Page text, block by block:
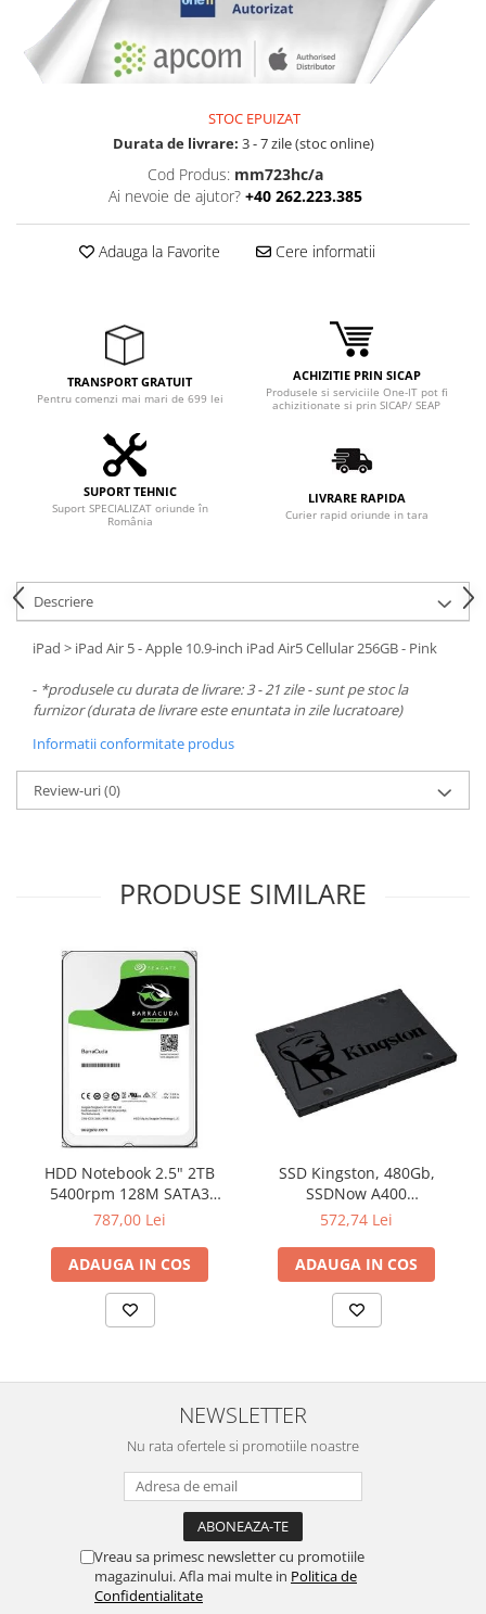
Adaptoare
Boxe
Mouse
Componente PC
Placi de Baza
Memorii
Hard Disc-uri
Servere & Componente
Componente Server
Servere
Printing
Imprimante 3D
TV, Multimedia & Electronice
Televizoare & accesorii
Multiboard & Accessorii
Multimedia
Foto & Video
Cloud si Aplicatii SaaS
Sisteme Videoconferinta
Securitate Date
Firewall
Antivirus
STOC EPUIZAT
Durata de livrare: 3 - 7 zile (stoc online)
Cod Produs: mm723hc/a
Ai nevoie de ajutor? +40 262.223.385
Adauga la Favorite Cere informatii
TRANSPORT GRATUIT
Pentru comenzi mai mari de 699 lei
ACHIZITIE PRIN SICAP
Produsele si serviciile One-IT pot fi
achizitionate si prin SICAP/ SEAP
SUPORT TEHNIC
Suport SPECIALIZAT oriunde în
România
LIVRARE RAPIDA
Curier rapid oriunde in tara
Descriere
iPad > iPad Air 5 - Apple 10.9-inch iPad Air5 Cellular 256GB - Pink
- *produsele cu durata de livrare: 3 - 21 zile - sunt pe stoc la
furnizor (durata de livrare este enuntata in zile lucratoare)
Informatii conformitate produs
Review-uri(0)
PRODUSE SIMILARE
HDD Notebook 2.5" 2TB
5400rpm 128M SATA3
SEAGATE
787,00 Lei
ADAUGA IN COS
SSD Kingston, 480Gb,
SSDNow A400
"SA400S37/480G"
572,74 Lei
ADAUGA IN COS
NEWSLETTER
Nu rata ofertele si promotiile noastre
Vreau sa primesc newsletter cu promotiile
magazinului. Afla mai multe in Politica de
Confidentialitate